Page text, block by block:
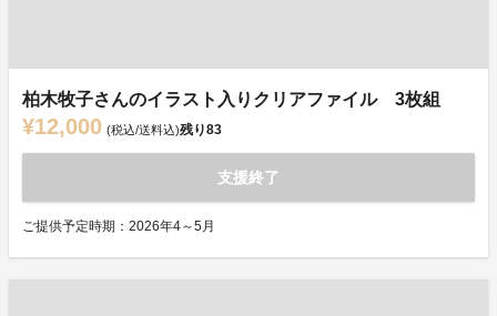
柏木牧子さんのイラスト入りクリアファイル 3枚組
¥12,000 (税込/送料込)残り83
支援終了
ご提供予定時期：2026年4～5月